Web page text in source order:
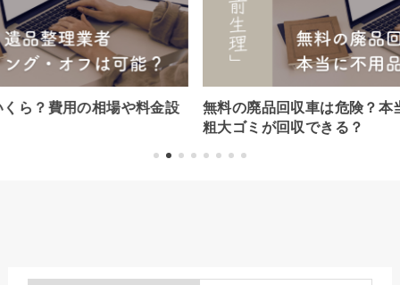
相場や料金設
無料の廃品回収車は危険？本当に無料で
粗大ゴミが回収できる？